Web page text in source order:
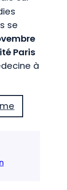
se
Paris
à